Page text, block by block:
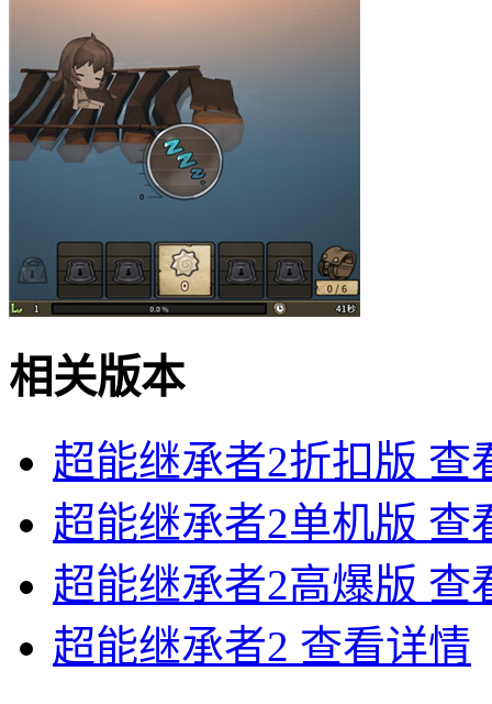
相关版本
超能继承者2折扣版 查
超能继承者2单机版 查
超能继承者2高爆版 查
超能继承者2 查看详情